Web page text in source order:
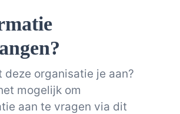
deze organisatie je aan?
mogelijk om
aan te vragen via dit